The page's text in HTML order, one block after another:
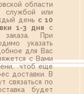
области
службой или
день с 10
1-3 дня с
заказа. При
указать
для Вас
с Вами
чтоб еще
доставки. В
связаться по
будет